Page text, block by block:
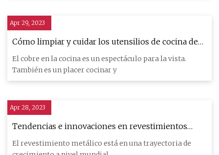
Apr 29, 2023
Cómo limpiar y cuidar los utensilios de cocina de
cobre
El cobre en la cocina es un espectáculo para la vista.
También es un placer cocinar y
Apr 28, 2023
Tendencias e innovaciones en revestimientos
metálicos
El revestimiento metálico está en una trayectoria de